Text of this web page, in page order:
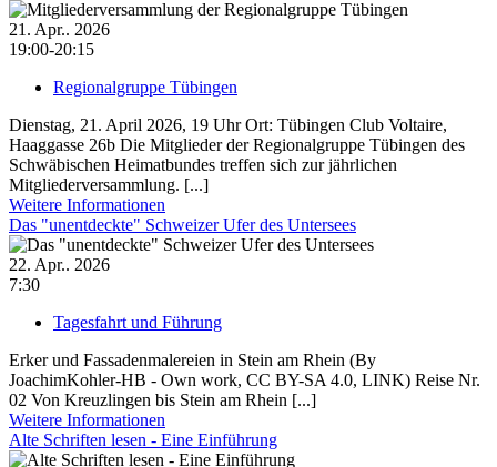
21. Apr.. 2026
19:00-20:15
Regionalgruppe Tübingen
Dienstag, 21. April 2026, 19 Uhr Ort: Tübingen Club Voltaire,
Haaggasse 26b Die Mitglieder der Regionalgruppe Tübingen des
Schwäbischen Heimatbundes treffen sich zur jährlichen
Mitgliederversammlung. [...]
Weitere Informationen
Das "unentdeckte" Schweizer Ufer des Untersees
22. Apr.. 2026
7:30
Tagesfahrt und Führung
Erker und Fassadenmalereien in Stein am Rhein (By
JoachimKohler-HB - Own work, CC BY-SA 4.0, LINK) Reise Nr.
02 Von Kreuzlingen bis Stein am Rhein [...]
Weitere Informationen
Alte Schriften lesen - Eine Einführung